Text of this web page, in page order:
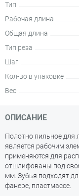
Тип
Рабочая длина
Общая длина
Тип реза
Шаг
Кол-во в упаковке
Вес
ОПИСАНИЕ
Полотно пильное для
является рабочим
применяются для
отшлифованы под
мм. Зубья подходят
фанере, пластмассе.